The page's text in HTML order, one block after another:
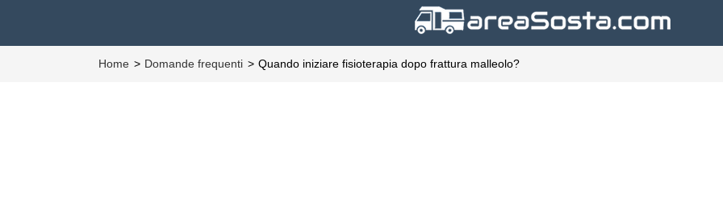
Home Domande frequenti Quando iniziare fisioterapia dopo frattura malleolo?